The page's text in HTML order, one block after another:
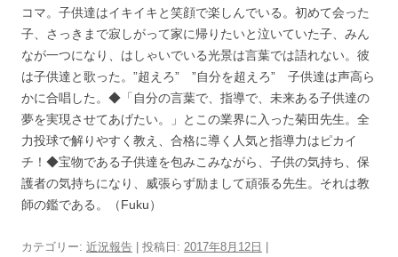
コマ。子供達はイキイキと笑顔で楽しんでいる。初めて会った
子、さっきまで寂しがって家に帰りたいと泣いていた子、みん
なが一つになり、はしゃいでいる光景は言葉では語れない。彼
は子供達と歌った。”超えろ” ”自分を超えろ” 子供達は声高ら
かに合唱した。◆「自分の言葉で、指導で、未来ある子供達の
夢を実現させてあげたい。」とこの業界に入った菊田先生。全
力投球で解りやすく教え、合格に導く人気と指導力はピカイ
チ！◆宝物である子供達を包みこみながら、子供の気持ち、保
護者の気持ちになり、威張らず励まして頑張る先生。それは教
師の鑑である。（Fuku）
カテゴリー: 近況報告 | 投稿日: 2017年8月12日